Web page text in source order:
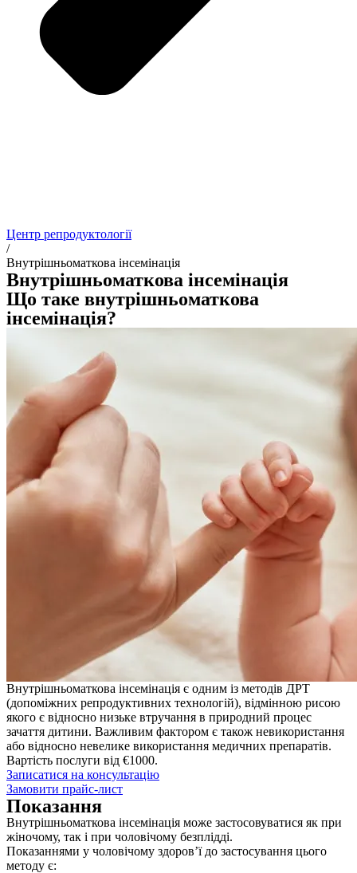
Центр репродуктології
/
Внутрішньоматкова інсемінація
Внутрішньоматкова інсемінація
Що таке внутрішньоматкова
інсемінація?
Внутрішньоматкова інсемінація є одним із методів ДРТ
(допоміжних репродуктивних технологій), відмінною рисою
якого є відносно низьке втручання в природний процес
зачаття дитини. Важливим фактором є також невикористання
або відносно невелике використання медичних препаратів.
Вартість послуги від €1000.
Записатися на консультацію
Замовити прайс-лист
Показання
Внутрішньоматкова інсемінація може застосовуватися як при
жіночому, так і при чоловічому безплідді.
Показаннями у чоловічому здоров’ї до застосування цього
методу є: